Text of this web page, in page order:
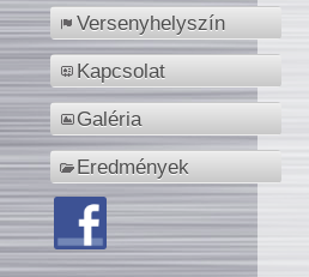
Versenyhelyszín
Kapcsolat
Galéria
Eredmények